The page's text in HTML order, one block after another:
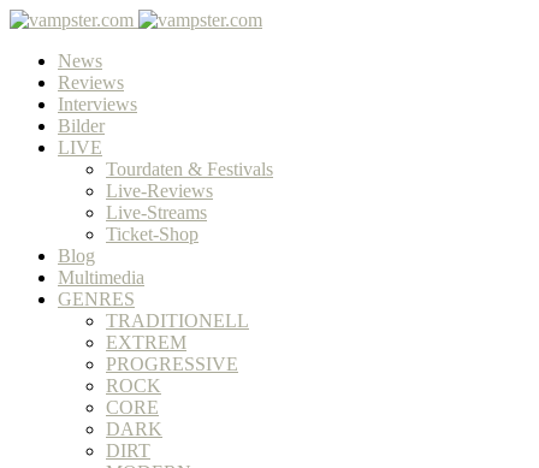
News
Reviews
Interviews
Bilder
LIVE
Tourdaten & Festivals
Live-Reviews
Live-Streams
Ticket-Shop
Blog
Multimedia
GENRES
TRADITIONELL
EXTREM
PROGRESSIVE
ROCK
CORE
DARK
DIRT